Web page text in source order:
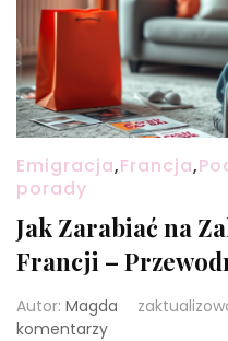
Emigracja,Francja,
porady
Jak Zarabiać na
Francji –
Autor: Magda
komentarzydo